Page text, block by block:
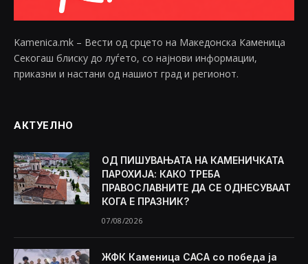
Kamenica.mk – Вести од срцето на Македонска Каменица
Секогаш блиску до луѓето, со најнови информации,
приказни и настани од нашиот град и регионот.
АКТУЕЛНО
ОД ПИШУВАЊАТА НА КАМЕНИЧКАТА
ПАРОХИЈА: КАКО ТРЕБА
ПРАВОСЛАВНИТЕ ДА СЕ ОДНЕСУВААТ
КОГА Е ПРАЗНИК?
07/08/2026
ЖФК Каменица САСА со победа ја